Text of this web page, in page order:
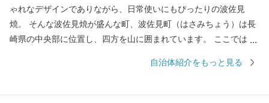
ゃれなデザインでありながら、日常使いにもぴったりの波佐見
焼。 そんな波佐見焼が盛んな町、波佐見町（はさみちょう）は長
崎県の中央部に位置し、四方を山に囲まれています。 ここでは、
な自然のなかで、お米やお茶、アスパラガスなどの農畜産業が行
自治体紹介をもっと見る